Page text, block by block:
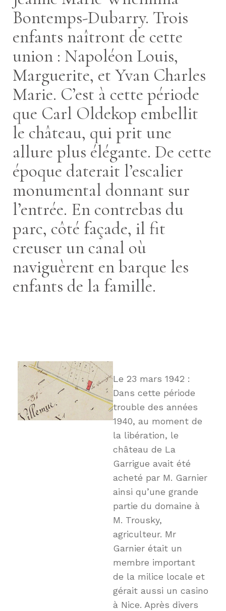
Bontemps-Dubarry. Trois
enfants naîtront de cette
union : Napoléon Louis,
Marguerite, et Yvan Charles
Marie. C’est à cette période
que Carl Oldekop embellit
le château, qui prit une
allure plus élégante. De cette
époque daterait l’escalier
monumental donnant sur
l’entrée. En contrebas du
parc, côté façade, il fit
creuser un canal où
naviguèrent en barque les
enfants de la famille.
Le 23 mars 1942 :
Dans cette période
trouble des années
1940, au moment de
la libération, le
château de La
Garrigue avait été
acheté par M. Garnier
ainsi qu’une grande
partie du domaine à
M. Trousky,
agriculteur. Mr
Garnier était un
membre important
de la milice locale et
gérait aussi un casino
à Nice. Après divers